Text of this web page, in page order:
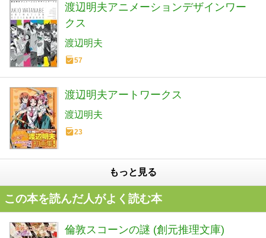
渡辺明夫アニメーションデザインワー
クス
渡辺明夫
57
渡辺明夫アートワークス
渡辺明夫
23
もっと見る
この本を読んだ人がよく読む本
倫敦スコーンの謎 (創元推理文庫)